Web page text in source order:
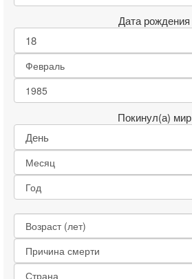
Дата рождения
Покинул(а) мир